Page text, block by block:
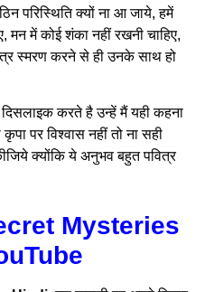
परिस्थिति क्यों ना आ जाये, हमें
मन में कोई शंका नहीं रखनी चाहिए,
स्मरण करने से ही उनके साथ हो
करते है उन्हें मैं यही कहना
पर विश्वास नहीं तो ना सही
क्योंकि ये अनुभव बहुत पवित्र
Mysteries